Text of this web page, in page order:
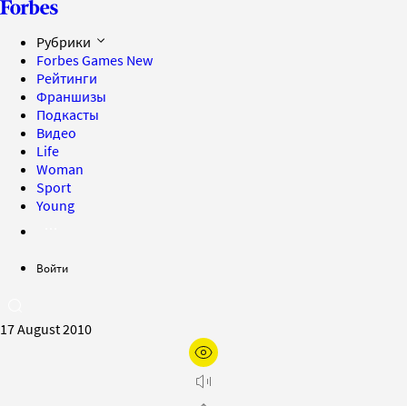
Рубрики
Forbes Games New
Рейтинги
Франшизы
Подкасты
Видео
Life
Woman
Sport
Young
Войти
17 August 2010